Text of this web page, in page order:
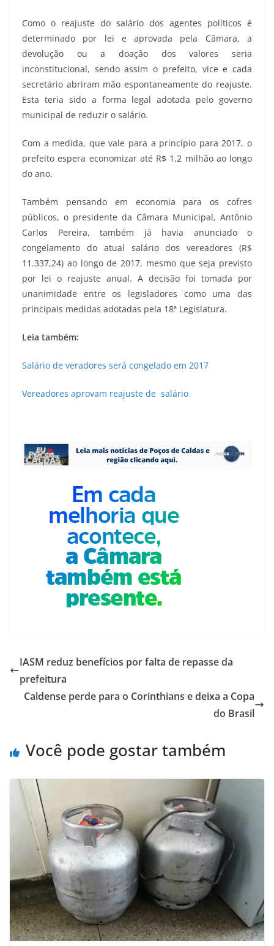
Como o reajuste do salário dos agentes políticos é
determinado por lei e aprovada pela Câmara, a
devolução ou a doação dos valores seria
inconstitucional, sendo assim o prefeito, vice e cada
secretário abriram mão espontaneamente do reajuste.
Esta teria sido a forma legal adotada pelo governo
municipal de reduzir o salário.
Com a medida, que vale para a princípio para 2017, o
prefeito espera economizar até R$ 1,2 milhão ao longo
do ano.
Também pensando em economia para os cofres
públicos, o presidente da Câmara Municipal, Antônio
Carlos Pereira, também já havia anunciado o
congelamento do atual salário dos vereadores (R$
11.337,24) ao longo de 2017, mesmo que seja previsto
por lei o reajuste anual. A decisão foi tomada por
unanimidade entre os legisladores como uma das
principais medidas adotadas pela 18ª Legislatura.
Leia também:
Salário de veradores será congelado em 2017
Vereadores aprovam reajuste de salário
IASM reduz benefícios por falta de repasse da
prefeitura
Caldense perde para o Corinthians e deixa a Copa
do Brasil
Você pode gostar também